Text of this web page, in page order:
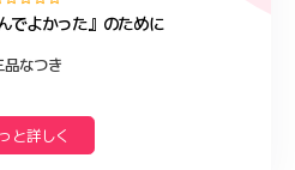
でよかった』のために
品なつき
と詳しく